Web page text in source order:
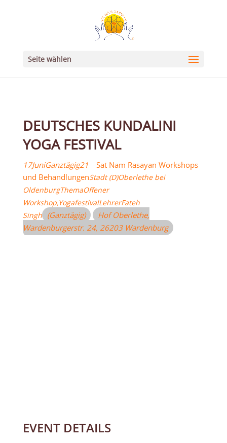
Seite wählen
DEUTSCHES KUNDALINI
YOGA FESTIVAL
17JuniGanztägig21
Sat Nam Rasayan Workshops
und BehandlungenStadt (D)Oberlethe bei
OldenburgThemaOffener
Workshop,YogafestivalLehrerFateh
Singh (Ganztägig) Hof Oberlethe,
Wardenburgerstr. 24, 26203 Wardenburg
EVENT DETAILS